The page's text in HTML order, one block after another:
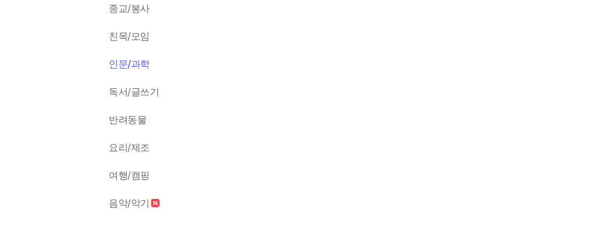
종교/봉사
친목/모임
인문/과학
독서/글쓰기
반려동물
요리/제조
여행/캠핑
음악/악기